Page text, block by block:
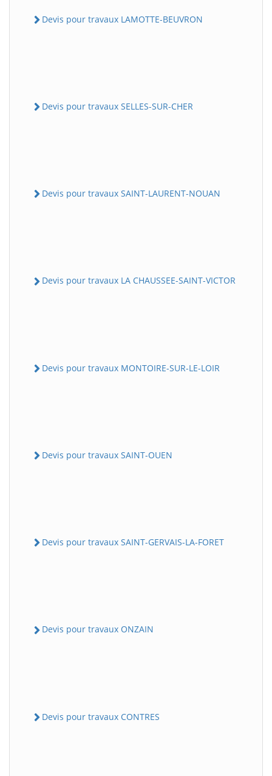
Devis pour travaux LAMOTTE-BEUVRON
Devis pour travaux SELLES-SUR-CHER
Devis pour travaux SAINT-LAURENT-NOUAN
Devis pour travaux LA CHAUSSEE-SAINT-VICTOR
Devis pour travaux MONTOIRE-SUR-LE-LOIR
Devis pour travaux SAINT-OUEN
Devis pour travaux SAINT-GERVAIS-LA-FORET
Devis pour travaux ONZAIN
Devis pour travaux CONTRES